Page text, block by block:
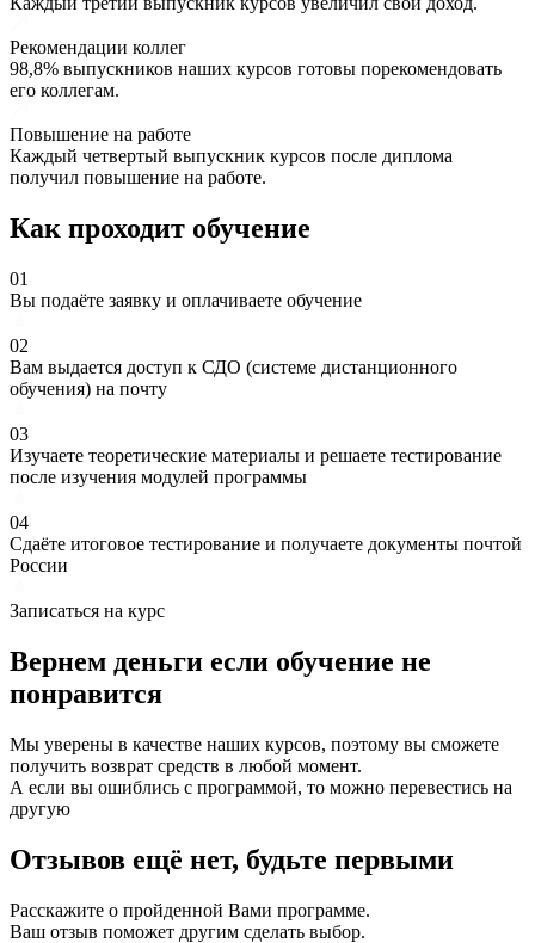
Рекомендации коллег
98,8% выпускников наших курсов готовы порекомендовать
его коллегам.
Повышение на работе
Каждый четвертый выпускник курсов после диплома
получил повышение на работе.
Как проходит обучение
01
Вы подаёте заявку и оплачиваете обучение
02
Вам выдается доступ к СДО (системе дистанционного
обучения) на почту
03
Изучаете теоретические материалы и решаете тестирование
после изучения модулей программы
04
Сдаёте итоговое тестирование и получаете документы почтой
России
Записаться на курс
Вернем деньги если обучение не
понравится
Мы уверены в качестве наших курсов, поэтому вы сможете
получить возврат средств в любой момент.
А если вы ошиблись с программой, то можно перевестись на
другую
Отзывов ещё нет, будьте первыми
Расскажите о пройденной Вами программе.
Ваш отзыв поможет другим сделать выбор.